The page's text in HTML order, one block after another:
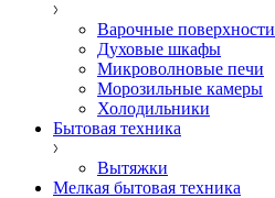
Варочные поверхности
Духовые шкафы
Микроволновые печи
Морозильные камеры
Холодильники
Бытовая техника
Вытяжки
Мелкая бытовая техника